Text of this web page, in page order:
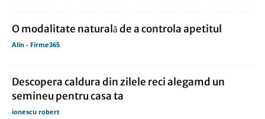
O modalitate naturală de a controla apetitul
Alin - Firme365
Descopera caldura din zilele reci alegamd un
semineu pentru casa ta
ionescu robert